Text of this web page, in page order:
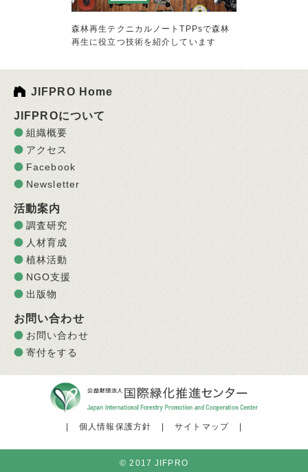
森林再生テクニカルノートTPPsで森林
再生に役立つ技術を紹介しています
JIFPRO Home
JIFPROについて
組織概要
アクセス
Facebook
Newsletter
活動案内
調査研究
人材育成
植林活動
NGO支援
出版物
お問い合わせ
お問い合わせ
寄付をする
個人情報保護方針 サイトマップ
© 2017 JIFPRO